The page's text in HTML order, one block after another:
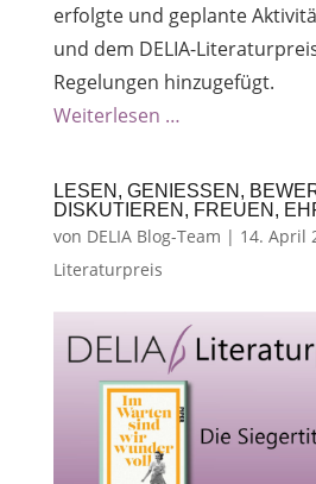
erfolgte und geplante
und dem DELIA-
Regelungen hinzugefügt.
Weiterlesen …
LESEN, GENIESSEN,
ISKUTIEREN, FREUEN,
von DELIA Blog-Team | 14. April
Literaturpreis